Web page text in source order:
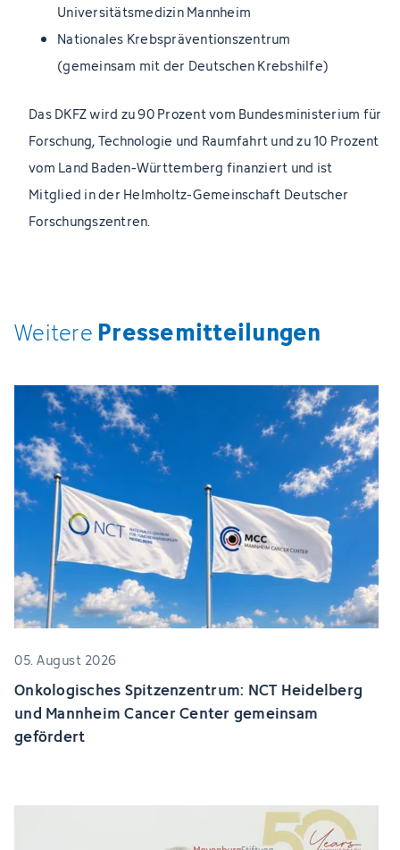
Universitätsmedizin Mannheim
Nationales Krebspräventionszentrum
(gemeinsam mit der Deutschen Krebshilfe)
Das DKFZ wird zu 90 Prozent vom Bundesministerium für
Forschung, Technologie und Raumfahrt und zu 10 Prozent
vom Land Baden-Württemberg finanziert und ist
Mitglied in der Helmholtz-Gemeinschaft Deutscher
Forschungszentren.
Weitere Pressemitteilungen
05. August 2026
Onkologisches Spitzenzentrum: NCT Heidelberg
und Mannheim Cancer Center gemeinsam
gefördert